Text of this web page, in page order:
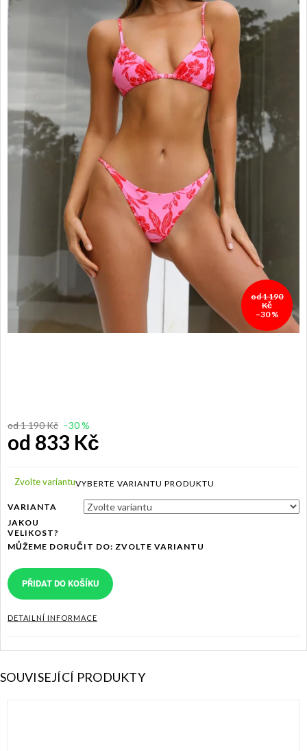
od 1 190
Kč
–30 %
od 1 190 Kč –30 %
od 833 Kč
cena:
Zvolte variantu
VARIANTA
JAKOU
VELIKOST?
MŮŽEME DORUČIT DO: ZVOLTE VARIANTU
PŘIDAT DO KOŠÍKU
DETAILNÍ INFORMACE
SOUVISEJÍCÍ PRODUKTY